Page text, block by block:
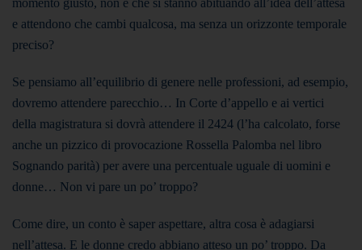
momento giusto, non è che si stanno abituando all’idea dell’attesa
e attendono che cambi qualcosa, ma senza un orizzonte temporale
preciso?
Se pensiamo all’equilibrio di genere nelle professioni, ad esempio,
dovremo attendere parecchio… In Corte d’appello e ai vertici
della magistratura si dovrà attendere il 2424 (l’ha calcolato, forse
anche un pizzico di provocazione Rossella Palomba nel libro
Sognando parità) per avere una percentuale uguale di uomini e
donne… Non vi pare un po’ troppo?
Come dire, un conto è saper aspettare, altra cosa è adagiarsi
nell’attesa. E le donne credo abbiano atteso un po’ troppo. Da